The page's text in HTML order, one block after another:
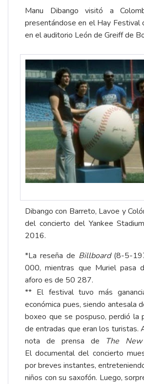
Manu Dibango visitó a
presentándose en el Hay Festival
en el auditorio León de Greiff de
Dibango con Barreto, Lavoe y
del concierto del Yankee
2016.
*La reseña de Billboard(8-5-
000, mientras que Murielpasa
aforo es de 50 287.
** El festival tuvo más
económica pues, siendo antesala
boxeo que se pospuso, perdió la
de entradas que eran los turistas.
nota de prensa de The
Eldocumentaldel concierto
por breves instantes,
niños con su saxofón. Luego,